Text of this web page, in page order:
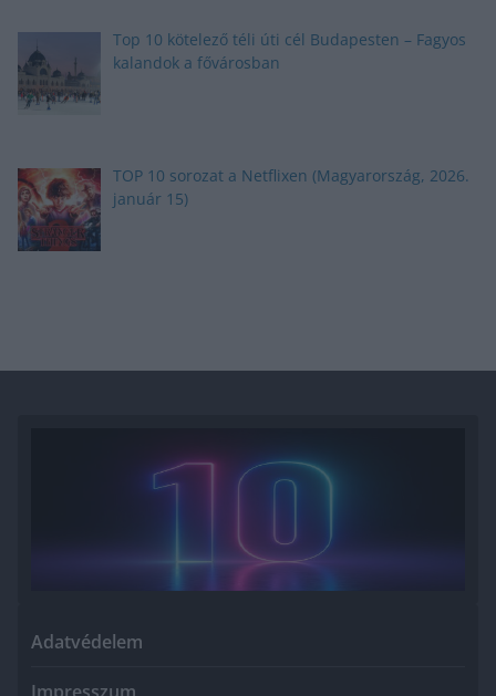
Top 10 kötelező téli úti cél Budapesten – Fagyos
kalandok a fővárosban
TOP 10 sorozat a Netflixen (Magyarország, 2026.
január 15)
Adatvédelem